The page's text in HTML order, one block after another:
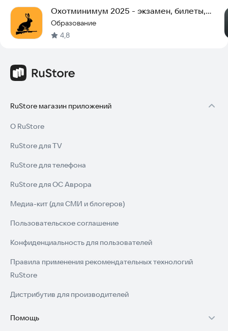
Охотминимум 2025 - экзамен, билеты,
тест
Образование
4,8
RuStore магазин приложений
О RuStore
RuStore для TV
RuStore для телефона
RuStore для ОС Аврора
Медиа-кит (для СМИ и блогеров)
Пользовательское соглашение
Конфиденциальность для пользователей
Правила применения рекомендательных технологий
RuStore
Дистрибутив для производителей
Помощь